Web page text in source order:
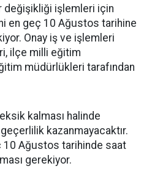
değişikliği işlemleri için
en geç 10 Ağustos tarihine
Onay iş ve işlemleri
ilçe milli eğitim
müdürlükleri tarafından
kalması halinde
kazanmayacaktır.
10 Ağustos tarihinde saat
gerekiyor.